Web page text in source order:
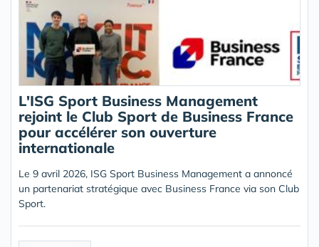
L'ISG Sport Business Management
rejoint le Club Sport de Business France
pour accélérer son ouverture
internationale
Le 9 avril 2026, ISG Sport Business Management a annoncé
un partenariat stratégique avec Business France via son Club
Sport.